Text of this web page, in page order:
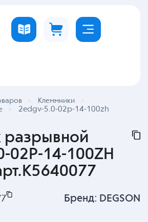
Клеммники
2edgv-5.0-02p-14-100zh
разрывной
02P-14-100ZH
Бренд: DEGSON